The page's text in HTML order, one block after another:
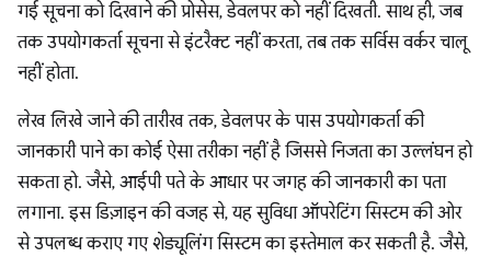
गई सूचना को दिखाने की प्रोसेस, डेवलपर को नहीं दिखती. साथ ही, जब
तक उपयोगकर्ता सूचना से इंटरैक्ट नहीं करता, तब तक सर्विस वर्कर चालू
नहीं होता.
लेख लिखे जाने की तारीख तक, डेवलपर के पास उपयोगकर्ता की
जानकारी पाने का कोई ऐसा तरीका नहीं है जिससे निजता का उल्लंघन हो
सकता हो. जैसे, आईपी पते के आधार पर जगह की जानकारी का पता
लगाना. इस डिज़ाइन की वजह से, यह सुविधा ऑपरेटिंग सिस्टम की ओर
से उपलब्ध कराए गए शेड्यूलिंग सिस्टम का इस्तेमाल कर सकती है. जैसे,